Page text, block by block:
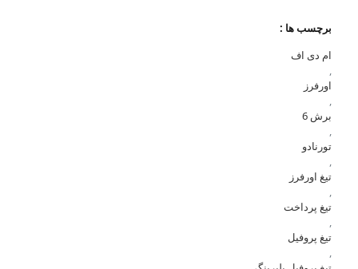
برچسب ها :
ام دی اف
,
اورفرز
,
برش 6
,
تورنادو
,
تیغ اورفرز
,
تیغ پرداخت
,
تیغ پروفیل
,